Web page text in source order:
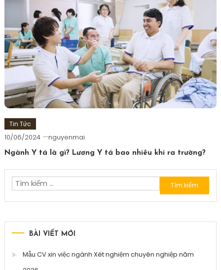
Tin Tức
10/06/2024 nguyenmai
Ngành Y tá là gì? Lương Y tá bao nhiêu khi ra trường?
Tìm
kiếm
BÀI VIẾT MỚI
Mẫu CV xin việc ngành Xét nghiệm chuyên nghiệp năm